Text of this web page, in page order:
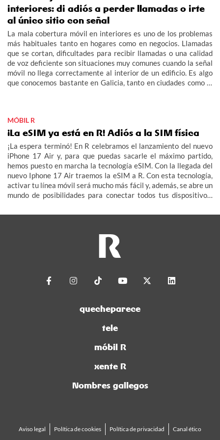
interiores: di adiós a perder llamadas o irte
al único sitio con señal
La mala cobertura móvil en interiores es uno de los problemas
más habituales tanto en hogares como en negocios. Llamadas
que se cortan, dificultades para recibir llamadas o una calidad
de voz deficiente son situaciones muy comunes cuando la señal
móvil no llega correctamente al interior de un edificio. Es algo
que conocemos bastante en Galicia, tanto en ciudades como la
MÓBIL R
¡La eSIM ya está en R! Adiós a la SIM física
¡La espera terminó! En R celebramos el lanzamiento del nuevo
iPhone 17 Air y, para que puedas sacarle el máximo partido,
hemos puesto en marcha la tecnología eSIM. Con la llegada del
nuevo Iphone 17 Air traemos la eSIM a R. Con esta tecnología,
activar tu línea móvil será mucho más fácil y, además, se abre un
mundo de posibilidades para conectar todos tus dispositivos:
de las Cosas).
quecheparece
tele
móbil R
xente R
Nombres gallegos
Aviso legal Política de cookies Política de privacidad Canal ético